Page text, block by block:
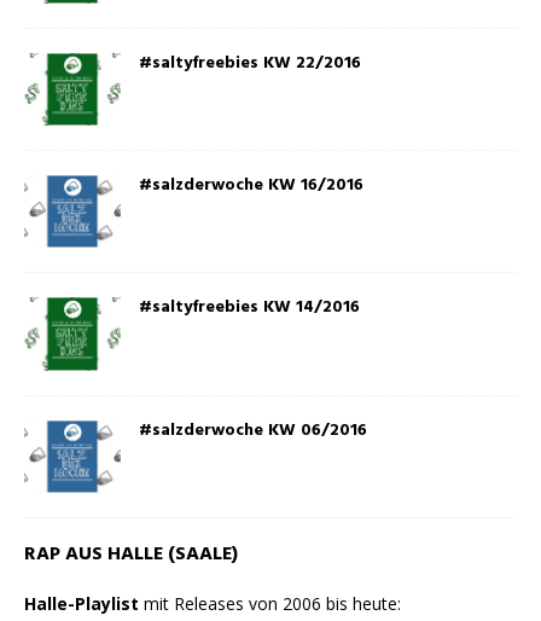
#saltyfreebies KW 22/2016
#salzderwoche KW 16/2016
#saltyfreebies KW 14/2016
#salzderwoche KW 06/2016
RAP AUS HALLE (SAALE)
Halle-Playlist mit Releases von 2006 bis heute: